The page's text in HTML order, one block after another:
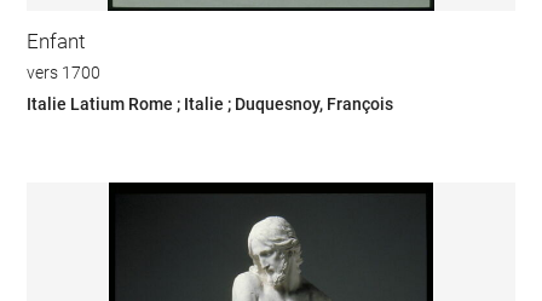
Enfant
vers 1700
Italie Latium Rome ; Italie ; Duquesnoy, François